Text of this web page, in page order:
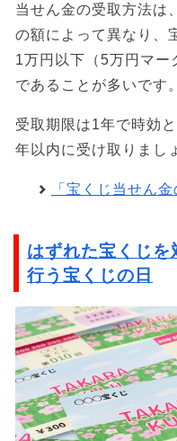
当せん金の受取方法は
の額によって異なり、
1万円以下（5万円マー
であることが多いです。
受取期限は1年で時効
年以内に受け取りまし
「宝くじ当せん
はずれた宝くじを
行う宝くじの日